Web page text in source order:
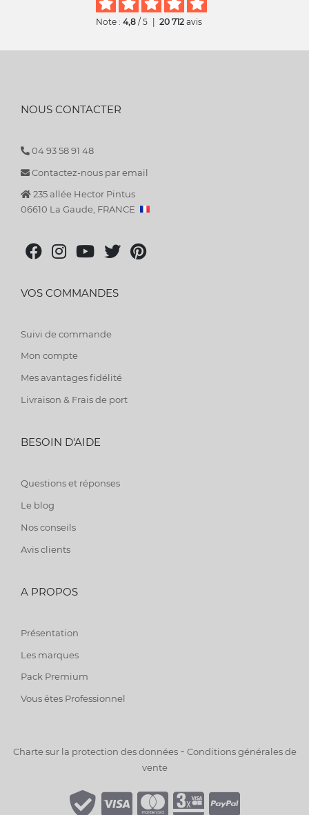
Note : 4,8 / 5 20 712 avis
NOUS CONTACTER
04 93 58 91 48
Contactez-nous par email
235 allée Hector Pintus
06610 La Gaude, FRANCE
VOS COMMANDES
Suivi de commande
Mon compte
Mes avantages fidélité
Livraison & Frais de port
BESOIN D'AIDE
Questions et réponses
Le blog
Nos conseils
Avis clients
A PROPOS
Présentation
Les marques
Pack Premium
Vous êtes Professionnel
Charte sur la protection des données- Conditions générales de
vente